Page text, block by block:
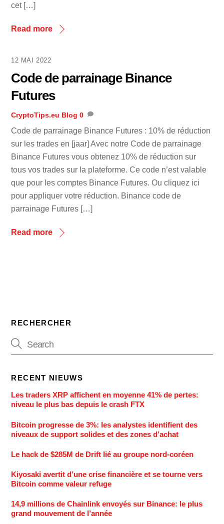
cet […]
Read more
12 MAI 2022
Code de parrainage Binance
Futures
CryptoTips.eu Blog 0
Code de parrainage Binance Futures : 10% de réduction
sur les trades en [jaar] Avec notre Code de parrainage
Binance Futures vous obtenez 10% de réduction sur
tous vos trades sur la plateforme. Ce code n’est valable
que pour les comptes Binance Futures. Ou cliquez ici
pour appliquer votre réduction. Binance code de
parrainage Futures […]
Read more
RECHERCHER
RECENT NIEUWS
Les traders XRP affichent en moyenne 41% de pertes:
niveau le plus bas depuis le crash FTX
Bitcoin progresse de 3%: les analystes identifient des
niveaux de support solides et des zones d’achat
Le hack de $285M de Drift lié au groupe nord-coréen
Kiyosaki avertit d’une crise financière et se tourne vers
Bitcoin comme valeur refuge
14,9 millions de Chainlink envoyés sur Binance: le plus
grand mouvement de l’année